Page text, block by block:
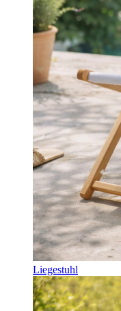
Liegestuhl